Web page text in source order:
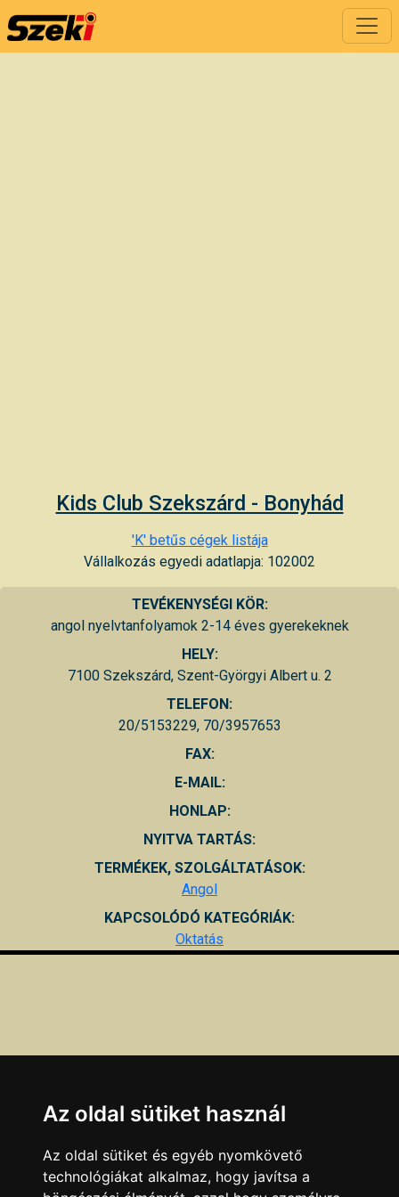
Kids Club Szekszárd - Bonyhád
'K' betűs cégek listája
Vállalkozás egyedi adatlapja: 102002
TEVÉKENYSÉGI KÖR:
angol nyelvtanfolyamok 2-14 éves gyerekeknek
HELY:
7100 Szekszárd, Szent-Györgyi Albert u. 2
TELEFON:
20/5153229, 70/3957653
FAX:
E-MAIL:
HONLAP:
NYITVA TARTÁS:
TERMÉKEK, SZOLGÁLTATÁSOK:
Angol
KAPCSOLÓDÓ KATEGÓRIÁK:
Oktatás
Az oldal sütiket használ
Az oldal sütiket és egyéb nyomkövető
technológiákat alkalmaz, hogy javítsa a